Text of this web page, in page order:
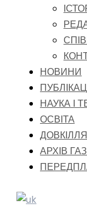
НОВИНИ
НАУКА І
ОСВІТА
ДОВКІЛЛЯ
АРХІВ